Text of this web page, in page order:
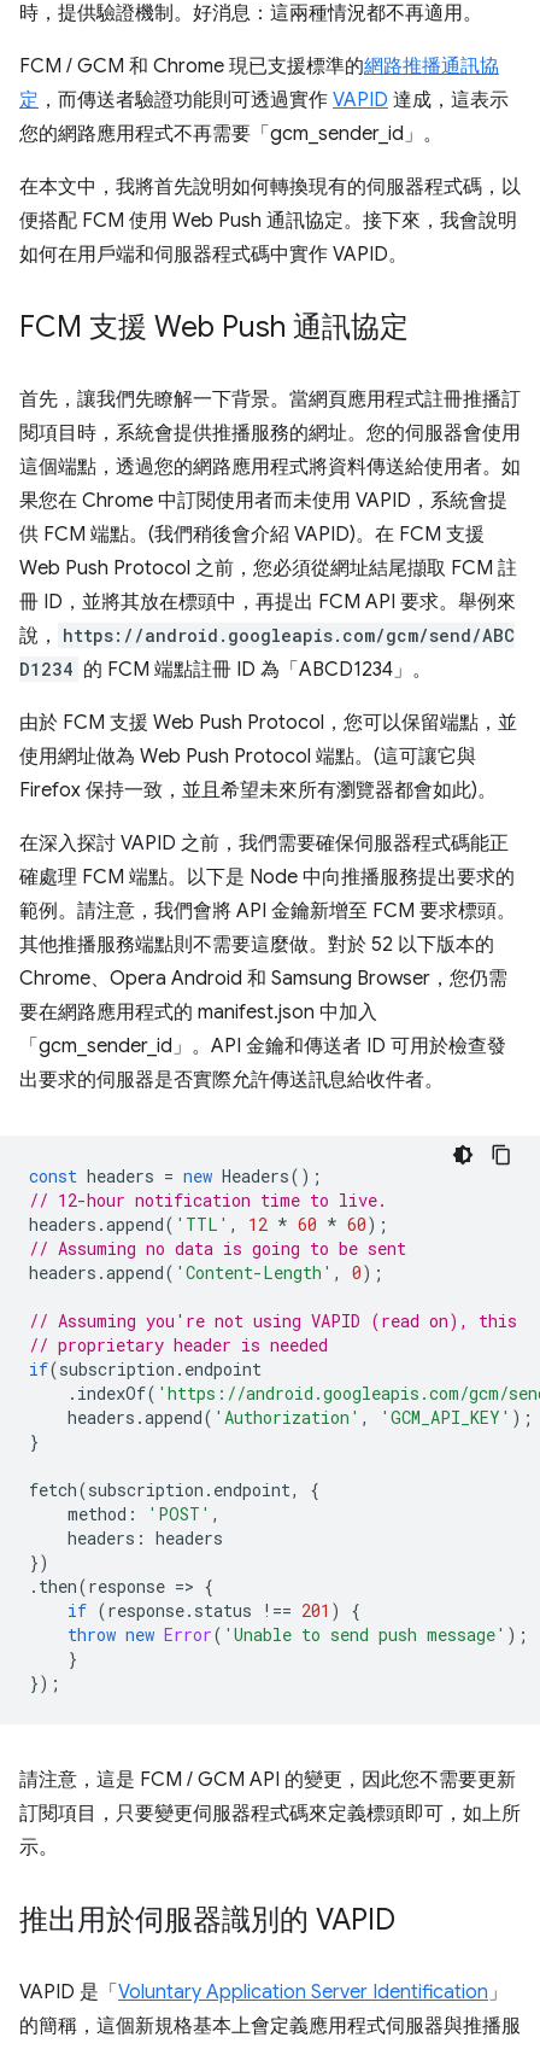
時，提供驗證機制。好消息：這兩種情況都不再適用。
FCM / GCM 和 Chrome 現已支援標準的網路推播通訊協
定 ，而傳送者驗證功能則可透過實作 VAPID 達成，這表示
您的網路應用程式不再需要「gcm_sender_id」。
在本文中，我將首先說明如何轉換現有的伺服器程式碼，以
便搭配 FCM 使用 Web Push 通訊協定。接下來，我會說明
如何在用戶端和伺服器程式碼中實作 VAPID。
FCM 支援 Web Push 通訊協定
首先，讓我們先瞭解一下背景。當網頁應用程式註冊推播訂
閱項目時，系統會提供推播服務的網址。您的伺服器會使用
這個端點，透過您的網路應用程式將資料傳送給使用者。如
果您在 Chrome 中訂閱使用者而未使用 VAPID，系統會提
供 FCM 端點。(我們稍後會介紹 VAPID)。在 FCM 支援
Web Push Protocol 之前，您必須從網址結尾擷取 FCM 註
冊 ID，並將其放在標頭中，再提出 FCM API 要求。舉例來
說，
https://android.googleapis.com/gcm/send/ABC
D1234 的 FCM 端點註冊 ID 為「ABCD1234」。
由於 FCM 支援 Web Push Protocol，您可以保留端點，並
使用網址做為 Web Push Protocol 端點。(這可讓它與
Firefox 保持一致，並且希望未來所有瀏覽器都會如此)。
在深入探討 VAPID 之前，我們需要確保伺服器程式碼能正
確處理 FCM 端點。以下是 Node 中向推播服務提出要求的
範例。請注意，我們會將 API 金鑰新增至 FCM 要求標頭。
其他推播服務端點則不需要這麼做。對於 52 以下版本的
Chrome、Opera Android 和 Samsung Browser，您仍需
要在網路應用程式的 manifest.json 中加入
「gcm_sender_id」。API 金鑰和傳送者 ID 可用於檢查發
出要求的伺服器是否實際允許傳送訊息給收件者。
const headers = new Headers();
// 12-hour notification time to live.
headers .append( 'TTL' , 12 * 60 * 60);
// Assuming no data is going to be sent
headers .append( 'Content-Length' , 0);
// Assuming you're not using VAPID (read on), this
// proprietary header is needed
if(subscription . endpoint
. indexOf( 'https://android.googleapis.com/gcm/
headers .append( 'Authorization' , 'GCM_API_KEY' );
}
fetch(subscription . endpoint,
{
method : 'POST' ,
headers : headers
})
. then(response => {
if (response. status !== 201 )
{
throw new Error( 'Unable to send push message' );
}
});
請注意，這是 FCM / GCM API 的變更，因此您不需要更新
訂閱項目，只要變更伺服器程式碼來定義標頭即可，如上所
示。
推出用於伺服器識別的 VAPID
VAPID 是「 Voluntary Application Server Identification」
的簡稱，這個新規格基本上會定義應用程式伺服器與推播服